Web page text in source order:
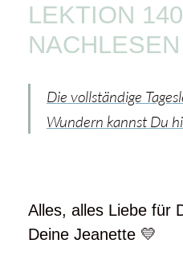
LEKTION 140
NACHLESEN
Die vollständige
Wundern kannst Du
Alles, alles Liebe für
Deine Jeanette 💛